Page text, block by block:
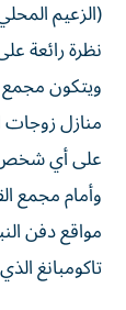
نظرة رائعة
ويتكون
منازل
على أي شخص
وأمام مجمع
مواقع دفن
تاكومبانغ